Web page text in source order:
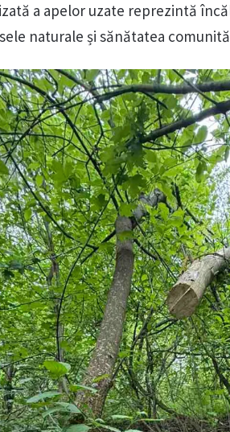
a apelor uzate reprezintă
naturale și sănătatea